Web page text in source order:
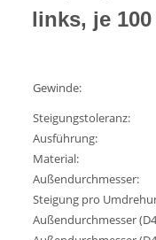
links, je 100
Gewinde:
Steigungstoleranz:
Ausführung:
Material:
Außendurchmesser:
Steigung pro
Außendurchmesser